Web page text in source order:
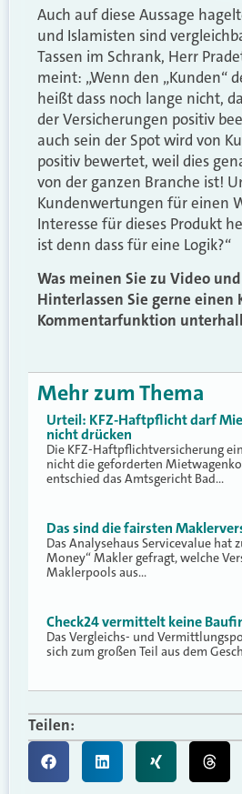
Auch auf diese Aussage
und Islamisten sind
Tassen im Schrank, Herr
meint: „Wenn den „Kunden“
heißt dass noch lange nicht,
der Versicherungen positiv
auch sein der Spot wird von
positiv bewertet, weil dies
von der ganzen Branche ist!
Kundenwertungen für einen
Interesse für dieses Produkt
ist denn dass für eine Logik?“
Was meinen Sie zu Video
Hinterlassen Sie gerne einen
Kommentarfunktion
Mehr zum Thema
Urteil: KFZ-Haftpflicht darf
nicht drücken
Die KFZ-Haftpflichtversicherung
nicht die geforderten
entschied das Amtsgericht Bad…
Das sind die fairsten
Das Analysehaus Servicevalue hat
Money“ Makler gefragt, welche
Maklerpools aus…
Check24 vermittelt keine
Das Vergleichs- und
sich zum großen Teil aus dem
Teilen: